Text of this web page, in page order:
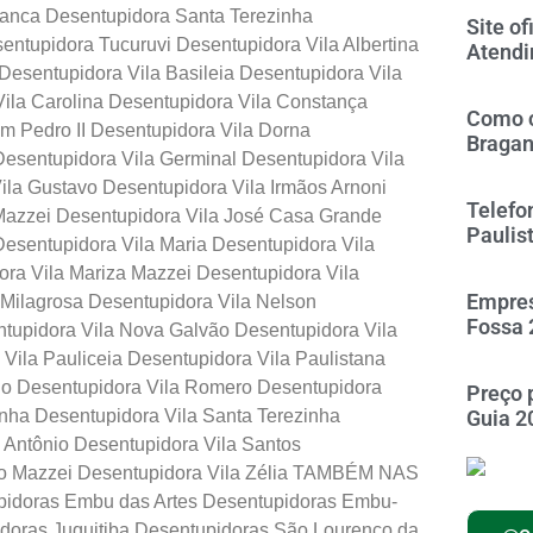
Desentupidora Santa Terezinha
Tucuruvi Desentupidora Vila Albertina
Vila Basileia Desentupidora Vila
Carolina Desentupidora Vila Constança
Pedro II Desentupidora Vila Dorna
Vila Germinal Desentupidora Vila
Gustavo Desentupidora Vila Irmãos Arnoni
Desentupidora Vila José Casa Grande
Vila Maria Desentupidora Vila
Vila Mariza Mazzei Desentupidora Vila
Desentupidora Vila Nelson
Vila Nova Galvão Desentupidora Vila
Pauliceia Desentupidora Vila Paulistana
Desentupidora Vila Romero Desentupidora
Desentupidora Vila Santa Terezinha
Desentupidora Vila Santos
Desentupidora Vila Zélia TAMBÉM NAS
Embu das Artes Desentupidoras Embu-
Site
Como
Fossa
Preço
Guia